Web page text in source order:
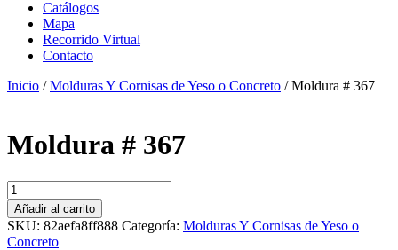
Catálogos
Mapa
Recorrido Virtual
Contacto
Inicio /Molduras Y Cornisas de Yeso o Concreto / Moldura # 367
Moldura # 367
Moldura
#
367
cantidad
Añadir al carrito
SKU: 82aefa8ff888 Categoría: Molduras Y Cornisas de Yeso o
Concreto